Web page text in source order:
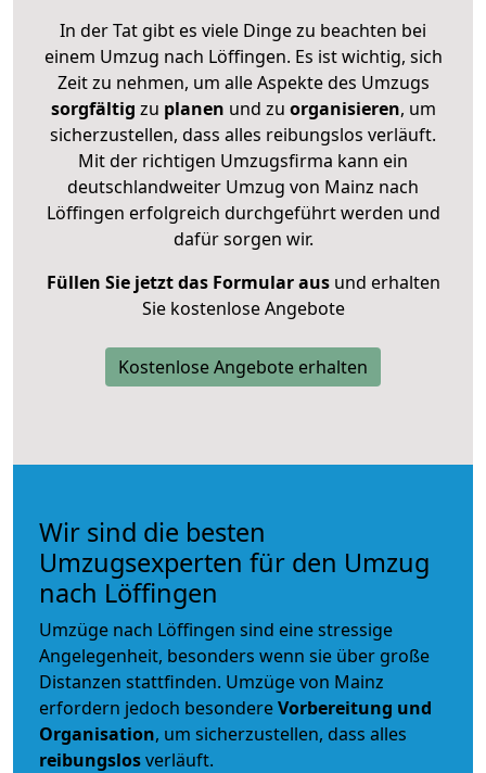
In der Tat gibt es viele Dinge zu beachten bei
einem Umzug nach Löffingen. Es ist wichtig, sich
Zeit zu nehmen, um alle Aspekte des Umzugs
sorgfältig zu planen und zu organisieren, um
sicherzustellen, dass alles reibungslos verläuft.
Mit der richtigen Umzugsfirma kann ein
deutschlandweiter Umzug von Mainz nach
Löffingen erfolgreich durchgeführt werden und
dafür sorgen wir.
Füllen Sie jetzt das Formular ausund erhalten
Sie kostenlose Angebote
Kostenlose Angebote erhalten
Wir sind die besten
Umzugsexperten für den Umzug
nach Löffingen
Umzüge nach Löffingen sind eine stressige
Angelegenheit, besonders wenn sie über große
Distanzen stattfinden. Umzüge von Mainz
erfordern jedoch besondereVorbereitung und
Organisation, um sicherzustellen, dass alles
reibungslosverläuft.